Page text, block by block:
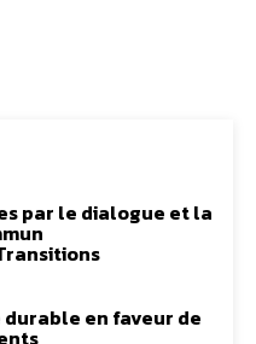
par le dialogue et la
en faveur de